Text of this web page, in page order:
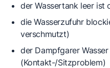
derWassertank leerist
dieWasserzufuhr
verschmutzt)
der Dampfgarer
(Kontakt-/Sitzproblem)